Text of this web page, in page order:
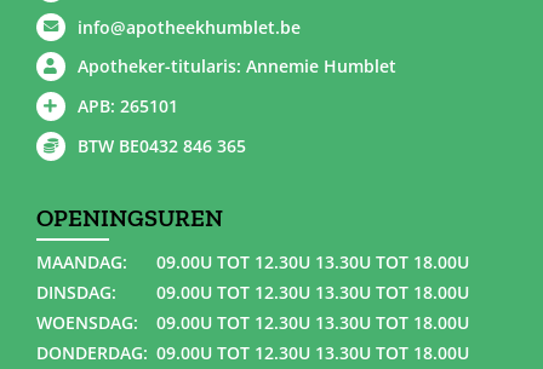
info@apotheekhumblet.be
Apotheker-titularis: Annemie Humblet
APB: 265101
BTW BE0432 846 365
OPENINGSUREN
MAANDAG:
09.00U TOT 12.30U 13.30U TOT 18.00U
DINSDAG:
09.00U TOT 12.30U 13.30U TOT 18.00U
WOENSDAG:
09.00U TOT 12.30U 13.30U TOT 18.00U
DONDERDAG: 09.00U TOT 12.30U 13.30U TOT 18.00U